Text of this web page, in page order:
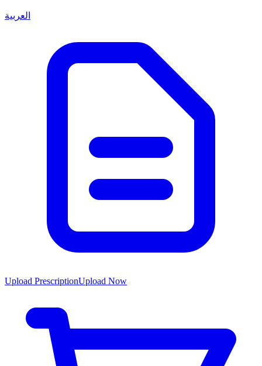
العربية
Upload PrescriptionUpload Now